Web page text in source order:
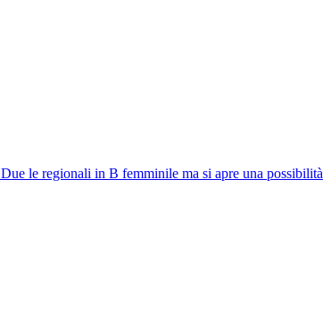
Due le regionali in B femminile ma si apre una possibilità